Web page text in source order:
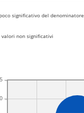
significativo del denominatore
valori non significativi